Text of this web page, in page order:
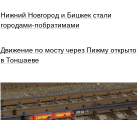
Нижний Новгород и Бишкек стали
городами-побратимами
Движение по мосту через Пижму открыто
в Тоншаеве